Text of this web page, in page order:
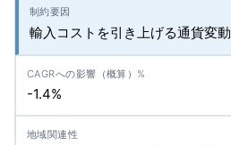
輸入コストを引き上げる通貨変動
-1.4%